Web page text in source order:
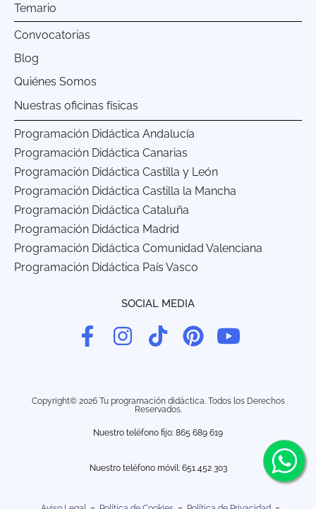
Temario
Programación Didáctica Andalucía
Programación Didáctica Canarias
Programación Didáctica Castilla y León
Programación Didáctica Castilla la Mancha
Programación Didáctica Cataluña
Programación Didáctica Madrid
Programación Didáctica Comunidad Valenciana
Programación Didáctica País Vasco
Convocatorias
Blog
Quiénes Somos
Nuestras oficinas físicas
SOCIAL MEDIA
Copyright© 2026 Tu programación didáctica. Todos los Derechos
Reservados.
Nuestro teléfono fijo: 865 689 619
Nuestro teléfono móvil: 651 452 303